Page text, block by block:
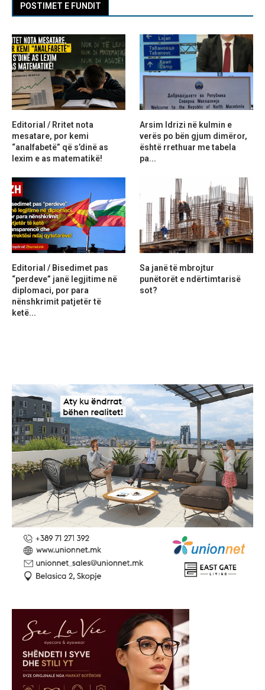
POSTIMET E FUNDIT
Editorial / Rritet nota
mesatare, por kemi
“analfabetë” që s’dinë as
lexim e as matematikë!
Arsim Idrizi në kulmin e
verës po bën gjum dimëror,
është rrethuar me tabela
pa...
Editorial / Bisedimet pas
“perdeve” janë legjitime në
diplomaci, por para
nënshkrimit patjetër të
ketë...
Sa janë të mbrojtur
punëtorët e ndërtimtarisë
sot?